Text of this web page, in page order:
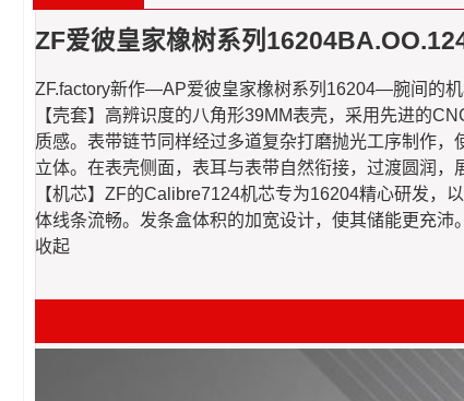
ZF爱彼皇家橡树系列
ZF.factory新作—AP爱彼皇家橡树系列16204—腕间的机
【壳套】高辨识度的八角形39MM表壳，采用先进的
质感。表带链节同样经过多道复杂打磨抛光工序制作
立体。在表壳侧面，表耳与表带自然衔接，过渡圆润，
【机芯】ZF的Calibre7124机芯专为16204精心研发，
体线条流畅。发条盒体积的加宽设计，使其储能更充
收起